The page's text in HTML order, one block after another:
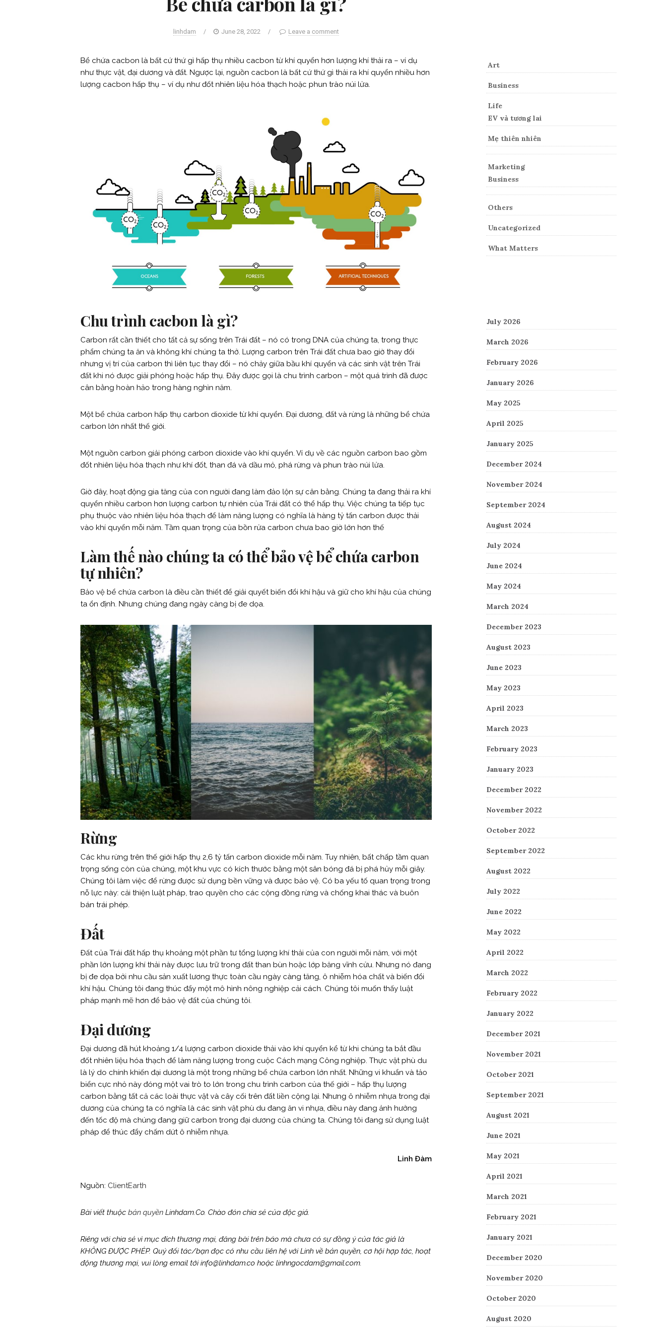
linhdam / June 28, 2022 / Leave a comment
Bể chứa cacbon là bất cứ thứ gì hấp thụ nhiều cacbon từ khí quyển hơn lượng khí thải ra – ví dụ
như thực vật, đại dương và đất. Ngược lại, nguồn cacbon là bất cứ thứ gì thải ra khí quyển nhiều hơn
lượng cacbon hấp thụ – ví dụ như đốt nhiên liệu hóa thạch hoặc phun trào núi lửa.
Chu trình cacbon là gì?
Carbon rất cần thiết cho tất cả sự sống trên Trái đất – nó có trong DNA của chúng ta, trong thực
phẩm chúng ta ăn và không khí chúng ta thở. Lượng carbon trên Trái đất chưa bao giờ thay đổi
nhưng vị trí của carbon thì liên tục thay đổi – nó chảy giữa bầu khí quyển và các sinh vật trên Trái
đất khi nó được giải phóng hoặc hấp thụ. Đây được gọi là chu trình carbon – một quá trình đã được
cân bằng hoàn hảo trong hàng nghìn năm.
Một bể chứa carbon hấp thụ carbon dioxide từ khí quyển. Đại dương, đất và rừng là những bể chứa
carbon lớn nhất thế giới.
Một nguồn carbon giải phóng carbon dioxide vào khí quyển. Ví dụ về các nguồn carbon bao gồm
đốt nhiên liệu hóa thạch như khí đốt, than đá và dầu mỏ, phá rừng và phun trào núi lửa.
Giờ đây, hoạt động gia tăng của con người đang làm đảo lộn sự cân bằng. Chúng ta đang thải ra khí
quyển nhiều carbon hơn lượng carbon tự nhiên của Trái đất có thể hấp thụ. Việc chúng ta tiếp tục
phụ thuộc vào nhiên liệu hóa thạch để làm năng lượng có nghĩa là hàng tỷ tấn carbon được thải
vào khí quyển mỗi năm. Tầm quan trọng của bồn rửa carbon chưa bao giờ lớn hơn thế
Làm thế nào chúng ta có thể bảo vệ bể chứa carbon
tự nhiên?
Bảo vệ bể chứa carbon là điều cần thiết để giải quyết biến đổi khí hậu và giữ cho khí hậu của chúng
ta ổn định. Nhưng chúng đang ngày càng bị đe dọa.
Rừng
Các khu rừng trên thế giới hấp thụ 2,6 tỷ tấn carbon dioxide mỗi năm. Tuy nhiên, bất chấp tầm quan
trọng sống còn của chúng, một khu vực có kích thước bằng một sân bóng đá bị phá hủy mỗi giây.
Chúng tôi làm việc để rừng được sử dụng bền vững và được bảo vệ. Có ba yếu tố quan trọng trong
nỗ lực này: cải thiện luật pháp, trao quyền cho các cộng đồng rừng và chống khai thác và buôn
bán trái phép.
Đất
Đất của Trái đất hấp thụ khoảng một phần tư tổng lượng khí thải của con người mỗi năm, với một
phần lớn lượng khí thải này được lưu trữ trong đất than bùn hoặc lớp băng vĩnh cửu. Nhưng nó đang
bị đe dọa bởi nhu cầu sản xuất lương thực toàn cầu ngày càng tăng, ô nhiễm hóa chất và biến đổi
khí hậu. Chúng tôi đang thúc đẩy một mô hình nông nghiệp cải cách. Chúng tôi muốn thấy luật
pháp mạnh mẽ hơn để bảo vệ đất của chúng tôi.
Đại dương
Đại dương đã hút khoảng 1/4 lượng carbon dioxide thải vào khí quyển kể từ khi chúng ta bắt đầu
đốt nhiên liệu hóa thạch để làm năng lượng trong cuộc Cách mạng Công nghiệp. Thực vật phù du
là lý do chính khiến đại dương là một trong những bể chứa carbon lớn nhất. Những vi khuẩn và tảo
biển cực nhỏ này đóng một vai trò to lớn trong chu trình carbon của thế giới – hấp thụ lượng
carbon bằng tất cả các loài thực vật và cây cối trên đất liền cộng lại. Nhưng ô nhiễm nhựa trong đại
dương của chúng ta có nghĩa là các sinh vật phù du đang ăn vi nhựa, điều này đang ảnh hưởng
đến tốc độ mà chúng đang giữ carbon trong đại dương của chúng ta. Chúng tôi đang sử dụng luật
pháp để thúc đẩy chấm dứt ô nhiễm nhựa.
Linh Đàm
Nguồn: ClientEarth
Bài viết thuộc bản quyền Linhdam.Co. Chào đón chia sẻ của độc giả.
Riêng với chia sẻ vì mục đích thương mại, đăng bài trên báo mà chưa có sự đồng ý của tác giả là
KHÔNG ĐƯỢC PHÉP. Quý đối tác/bạn đọc có nhu cầu liên hệ với Linh về bản quyền, cơ hội hợp tác, hoạt
động thương mại, vui lòng email tới info@linhdam.co hoặc linhngocdam@gmail.com.
Art
Business
Life
EV và tương lai
Mẹ thiên nhiên
Marketing
Business
Others
Uncategorized
What Matters
July 2026
March 2026
February 2026
January 2026
May 2025
April 2025
January 2025
December 2024
November 2024
September 2024
August 2024
July 2024
June 2024
May 2024
March 2024
December 2023
August 2023
June 2023
May 2023
April 2023
March 2023
February 2023
January 2023
December 2022
November 2022
October 2022
September 2022
August 2022
July 2022
June 2022
May 2022
April 2022
March 2022
February 2022
January 2022
December 2021
November 2021
October 2021
September 2021
August 2021
June 2021
May 2021
April 2021
March 2021
February 2021
January 2021
December 2020
November 2020
October 2020
August 2020